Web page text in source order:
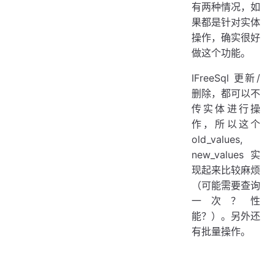
有两种情况，如
果都是针对实体
操作，确实很好
做这个功能。
IFreeSql 更新/
删除，都可以不
传实体进行操
作，所以这个
old_values,
new_values 实
现起来比较麻烦
（可能需要查询
一次？性
能？）。另外还
有批量操作。